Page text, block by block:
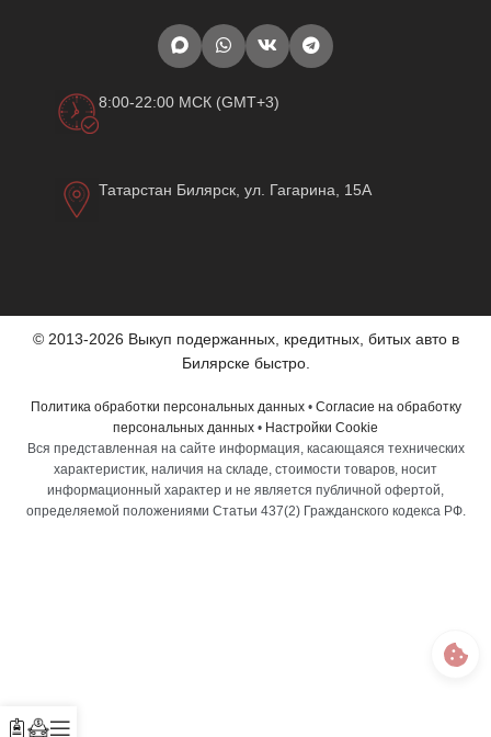
8:00-22:00 МСК (GMT+3)
Татарстан Билярск, ул. Гагарина, 15А
© 2013-2026 Выкуп подержанных, кредитных, битых авто в
Билярске быстро.
Политика обработки персональных данных• Согласие на обработку
персональных данных • Настройки Cookie
Вся представленная на сайте информация, касающаяся технических
характеристик, наличия на складе, стоимости товаров, носит
информационный характер и не является публичной офертой,
определяемой положениями Статьи 437(2) Гражданского кодекса РФ.